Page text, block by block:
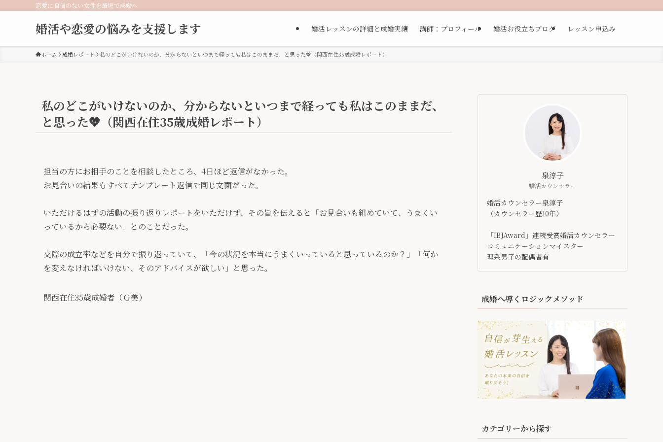
恋愛に自信のない女性を最短で成婚へ
婚活や恋愛の悩みを支援します 婚活レッスンの詳細と成婚実績 講師：プロフィール 婚活お役立ちブログ レッスン申込み
ホーム 成婚レポート 私のどこがいけないのか、分からないといつまで経っても私はこのままだ、と思った💖（関西在住35歳成婚レポート）
私のどこがいけないのか、分からないといつまで経っても私はこのままだ、
と思った💖（関西在住35歳成婚レポート）
担当の方にお相手のことを相談したところ、4日ほど返信がなかった。
お見合いの結果もすべてテンプレート返信で同じ文面だった。
いただけるはずの活動の振り返りレポートをいただけず、その旨を伝えると「お見合いも組めていて、うまくい
っているから必要ない」とのことだった。
交際の成立率などを自分で振り返っていて、「今の状況を本当にうまくいっていると思っているのか？」「何か
を変えなければいけない、そのアドバイスが欲しい」と思った。
関西在住35歳成婚者（Ｇ美）
泉淳子
婚活カウンセラー
婚活カウンセラー泉淳子
（カウンセラー歴10年）
「IBJAward」連続受賞婚活カウンセラー
コミュニケーションマイスター
理系男子の配偶者有
成婚へ導くロジックメソッド
カテゴリーから探す